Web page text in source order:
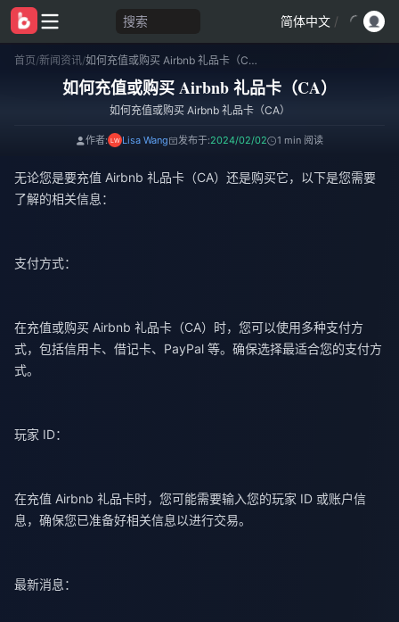
搜索 简体中文 /
首页/新闻资讯/ 如何充值或购买 Airbnb 礼品卡（CA）
如何充值或购买 Airbnb 礼品卡（CA）
如何充值或购买 Airbnb 礼品卡（CA）
作者: Lisa Wang 发布于:2024/02/02 1 min 阅读
无论您是要充值 Airbnb 礼品卡（CA）还是购买它，以下是您需要
了解的相关信息：
支付方式：
在充值或购买 Airbnb 礼品卡（CA）时，您可以使用多种支付方
式，包括信用卡、借记卡、PayPal 等。确保选择最适合您的支付方
式。
玩家 ID：
在充值 Airbnb 礼品卡时，您可能需要输入您的玩家 ID 或账户信
息，确保您已准备好相关信息以进行交易。
最新消息：